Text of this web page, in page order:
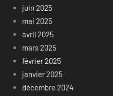
juin 2025
mai 2025
avril 2025
mars 2025
février 2025
janvier 2025
décembre 2024